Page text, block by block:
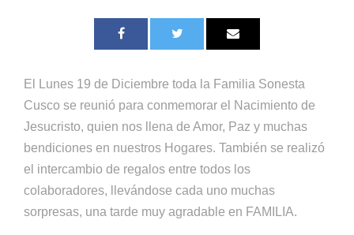
El Lunes 19 de Diciembre toda la Familia Sonesta
Cusco se reunió para conmemorar el Nacimiento de
Jesucristo, quien nos llena de Amor, Paz y muchas
bendiciones en nuestros Hogares. También se realizó
el intercambio de regalos entre todos los
colaboradores, llevándose cada uno muchas
sorpresas, una tarde muy agradable en FAMILIA.